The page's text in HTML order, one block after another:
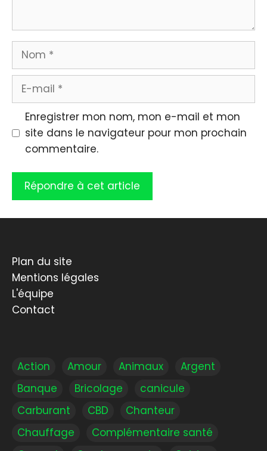
Nom
Enregistrer mon nom, mon e-mail et mon
site dans le navigateur pour mon prochain
commentaire.
Plan du site
Mentions légales
L'équipe
Contact
Action Amour Animaux
Argent
Banque
Bricolage
canicule
Carburant
CBD
Chanteur
Chauffage
Complémentaire santé